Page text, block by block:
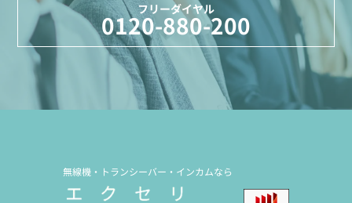
フリーダイヤル
0120-880-200
無線機・トランシーバー・インカムなら